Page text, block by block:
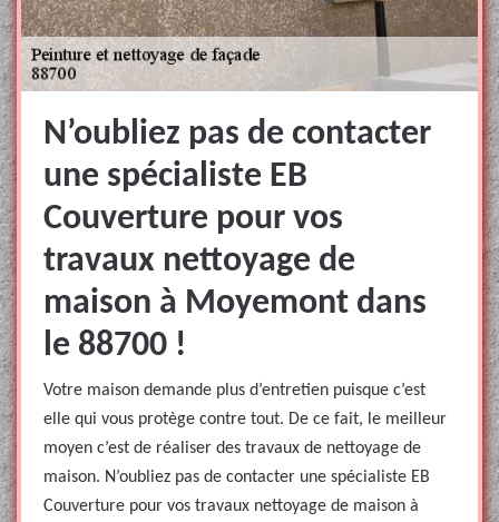
N’oubliez pas de contacter
une spécialiste EB
Couverture pour vos
travaux nettoyage de
maison à Moyemont dans
le 88700 !
Votre maison demande plus d’entretien puisque c’est
elle qui vous protège contre tout. De ce fait, le meilleur
moyen c’est de réaliser des travaux de nettoyage de
maison. N’oubliez pas de contacter une spécialiste EB
Couverture pour vos travaux nettoyage de maison à